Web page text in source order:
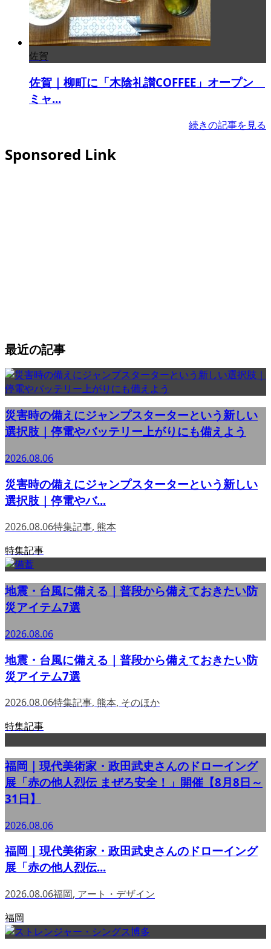
佐賀
佐賀｜柳町に「木陰礼讃COFFEE」オープン
ミャ...
続きの記事を見る
Sponsored Link
最近の記事
災害時の備えにジャンプスターターという新しい
選択肢｜停電やバッテリー上がりにも備えよう
2026.08.06
災害時の備えにジャンプスターターという新しい
選択肢｜停電やバ...
2026.08.06特集記事, 熊本
特集記事
地震・台風に備える｜普段から備えておきたい防
災アイテム7選
2026.08.06
地震・台風に備える｜普段から備えておきたい防
災アイテム7選
2026.08.06特集記事, 熊本, そのほか
特集記事
福岡｜現代美術家・政田武史さんのドローイング
展「赤の他人烈伝 まぜろ安全！」開催【8月8日～
31日】
2026.08.06
福岡｜現代美術家・政田武史さんのドローイング
展「赤の他人烈伝...
2026.08.06福岡, アート・デザイン
福岡